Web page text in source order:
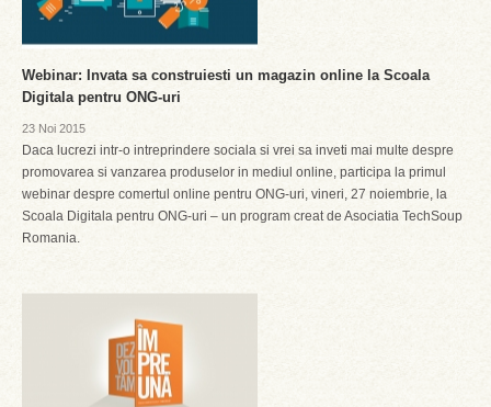
Webinar: Invata sa construiesti un magazin online la Scoala
Digitala pentru ONG-uri
23 Noi 2015
Daca lucrezi intr-o intreprindere sociala si vrei sa inveti mai multe despre
promovarea si vanzarea produselor in mediul online, participa la primul
webinar despre comertul online pentru ONG-uri, vineri, 27 noiembrie, la
Scoala Digitala pentru ONG-uri – un program creat de Asociatia TechSoup
Romania.